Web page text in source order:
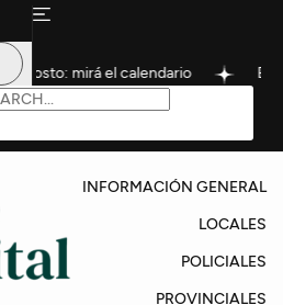
el calendario El plan de
INFORMACIÓN GENERAL
LOCALES
POLICIALES
PROVINCIALES